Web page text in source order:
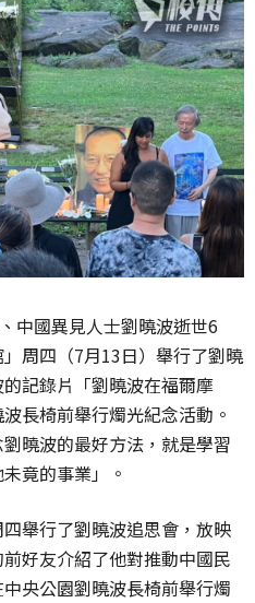
中國異見人士劉曉波逝世6
周四（7月13日）舉行了劉曉
記錄片「劉曉波在福爾摩
長椅前舉行燭光紀念活動。
曉波的最好方法，就是學習
竟的事業」。
舉行了劉曉波追思會，放映
好友介紹了他對推動中國民
央公園劉曉波長椅前舉行燭